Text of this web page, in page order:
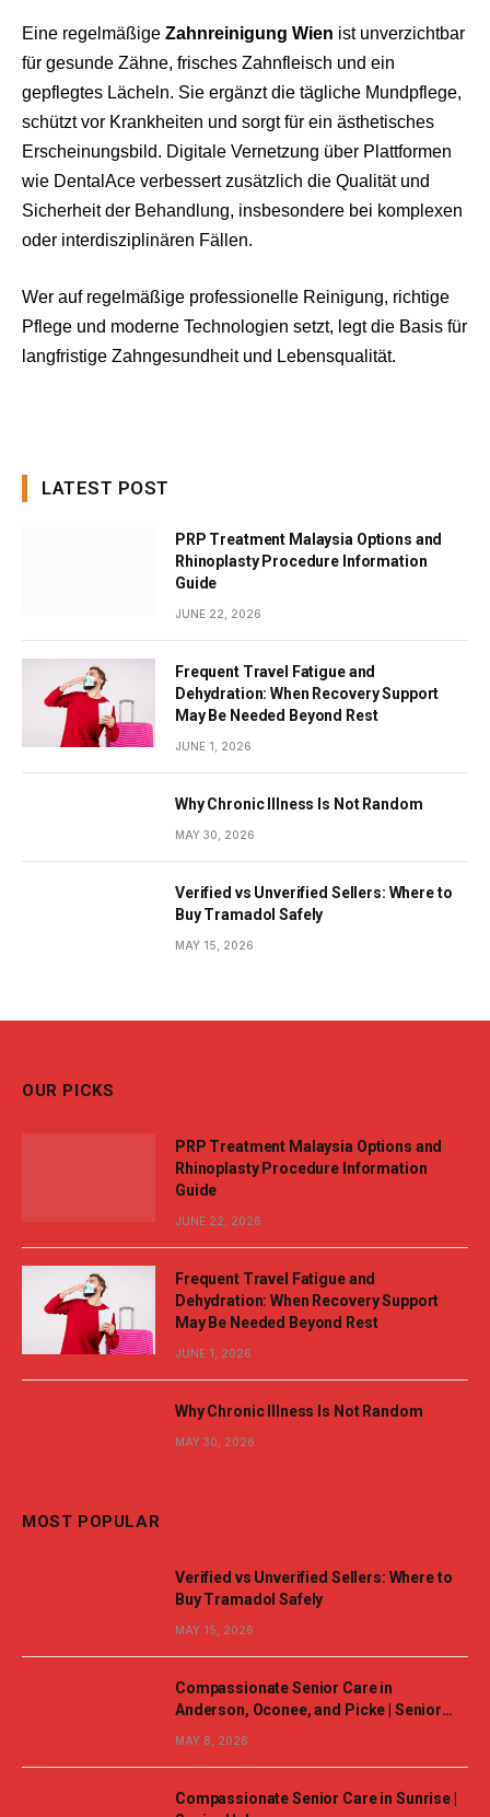
Eine regelmäßige Zahnreinigung Wien ist unverzichtbar
für gesunde Zähne, frisches Zahnfleisch und ein
gepflegtes Lächeln. Sie ergänzt die tägliche Mundpflege,
schützt vor Krankheiten und sorgt für ein ästhetisches
Erscheinungsbild. Digitale Vernetzung über Plattformen
wie DentalAce verbessert zusätzlich die Qualität und
Sicherheit der Behandlung, insbesondere bei komplexen
oder interdisziplinären Fällen.
Wer auf regelmäßige professionelle Reinigung, richtige
Pflege und moderne Technologien setzt, legt die Basis für
langfristige Zahngesundheit und Lebensqualität.
LATEST POST
PRP Treatment Malaysia Options and
Rhinoplasty Procedure Information
Guide
JUNE 22, 2026
Frequent Travel Fatigue and
Dehydration: When Recovery Support
May Be Needed Beyond Rest
JUNE 1, 2026
Why Chronic Illness Is Not Random
MAY 30, 2026
Verified vs Unverified Sellers: Where to
Buy Tramadol Safely
MAY 15, 2026
OUR PICKS
PRP Treatment Malaysia Options and
Rhinoplasty Procedure Information
Guide
JUNE 22, 2026
Frequent Travel Fatigue and
Dehydration: When Recovery Support
May Be Needed Beyond Rest
JUNE 1, 2026
Why Chronic Illness Is Not Random
MAY 30, 2026
MOST POPULAR
Verified vs Unverified Sellers: Where to
Buy Tramadol Safely
MAY 15, 2026
Compassionate Senior Care in
Anderson, Oconee, and Picke | Senior
MAY 8, 2026
Compassionate Senior Care in Sunrise |